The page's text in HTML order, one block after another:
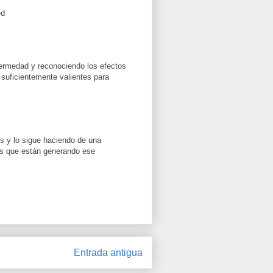
y reconociendo los efectos
valientes para
y lo sigue haciendo de una
que están generando ese
Entrada antigua